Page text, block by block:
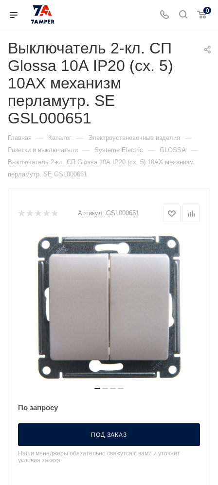
0
Выключатель 2-кл. СП
Glossa 10А IP20 (сх. 5)
10AX механизм
перламутр. SE
GSL000651
Главная — Каталог — Электроустановочные изделия —
Розетки и выключатели — Systeme Electric — GLOSSA —
Выключатель 2-кл. СП Glossa 10А IP20 (сх. 5) 10AX механизм
перламутр. SE GSL000651
Артикул: GSL000651
По запросу
ПОД ЗАКАЗ
Наши менеджеры обязательно свяжутся с вами и уточнят
условия заказа